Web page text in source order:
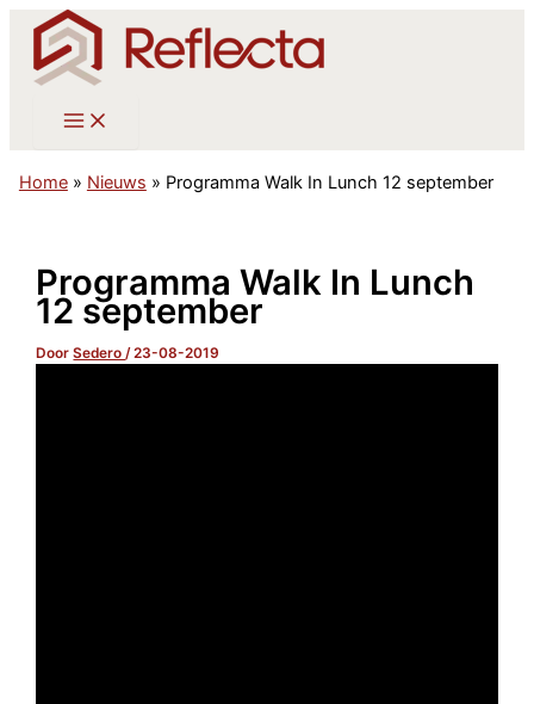
inhoud
Home» Nieuws » Programma Walk In Lunch 12 september
Programma Walk In Lunch
12 september
DoorSedero/23-08-2019